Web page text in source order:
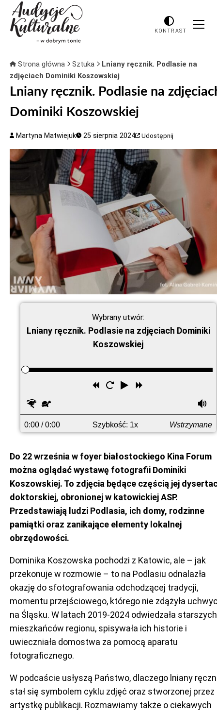
KONTRAST
Strona główna Sztuka
Lniany ręcznik. Podlasie na
zdjęciach Dominiki Koszowskiej
Lniany ręcznik. Podlasie na
Dominiki Koszowskiej
Martyna Matwiejuk 25 sierpnia 2024 Udostępnij
Wybrany utwór:
Lniany ręcznik. Podlasie na zdjęciach Dominiki
Koszowskiej
Odtwórz
Uruchom
Przewiń
przodu
Szybciej
0:00 / 0:00 Szybkość: 1x Wstrzymane
Do 22 września w foyer białostockiego Kina Forum
można oglądać wystawę fotografii Dominiki
Koszowskiej. To zdjęcia będące częścią jej
doktorskiej, obronionej w katowickiej ASP.
Przedstawiają ludzi Podlasia, ich domy, rodzinne
pamiątki oraz zanikające elementy lokalnej
obrzędowości.
Dominika Koszowska pochodzi z Katowic, ale – jak
przekonuje w rozmowie – to na Podlasiu odnalazła
okazję do sfotografowania odchodzącej tradycji,
momentu przejściowego, którego nie zdążyła
na Śląsku. W latach 2019-2024 odwiedzała starszych
mieszkańców regionu, spisywała ich historie i
uwieczniała domostwa za pomocą aparatu
fotograficznego.
W podcaście usłyszą Państwo, dlaczego lniany
stał się symbolem cyklu zdjęć oraz stworzonej przez
artystkę publikacji. Rozmawiamy także o ciekawych